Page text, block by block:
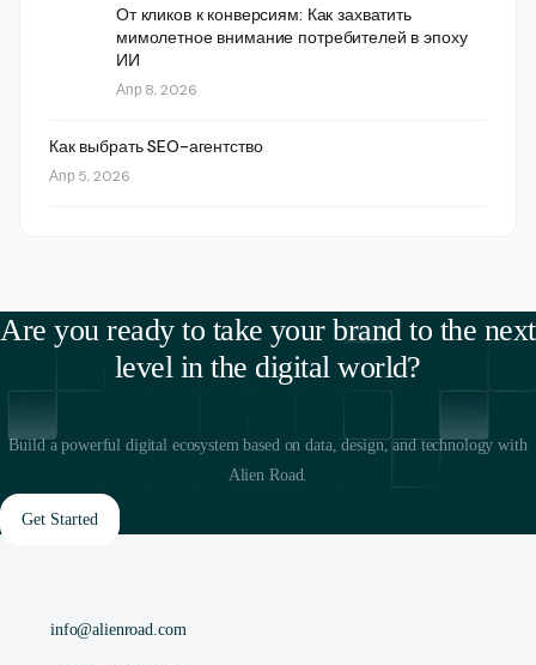
От кликов к конверсиям: Как захватить
мимолетное внимание потребителей в эпоху
ИИ
Апр 8, 2026
Как выбрать SEO-агентство
Апр 5, 2026
Are you ready to take your brand to the next
level in the digital world?
Build a powerful digital ecosystem based on data, design, and technology with
Alien Road.
Get Started
info@alienroad.com